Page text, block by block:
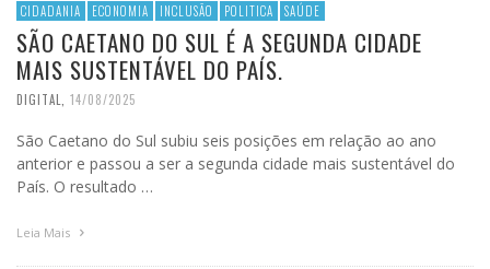
CIDADANIA ECONOMIA INCLUSÃO POLITICA SAÚDE
SÃO CAETANO DO SUL É A SEGUNDA CIDADE
MAIS SUSTENTÁVEL DO PAÍS.
DIGITAL 14/08/2025
São Caetano do Sul subiu seis posições em relação ao ano
anterior e passou a ser a segunda cidade mais sustentável do
País. O resultado …
Leia Mais